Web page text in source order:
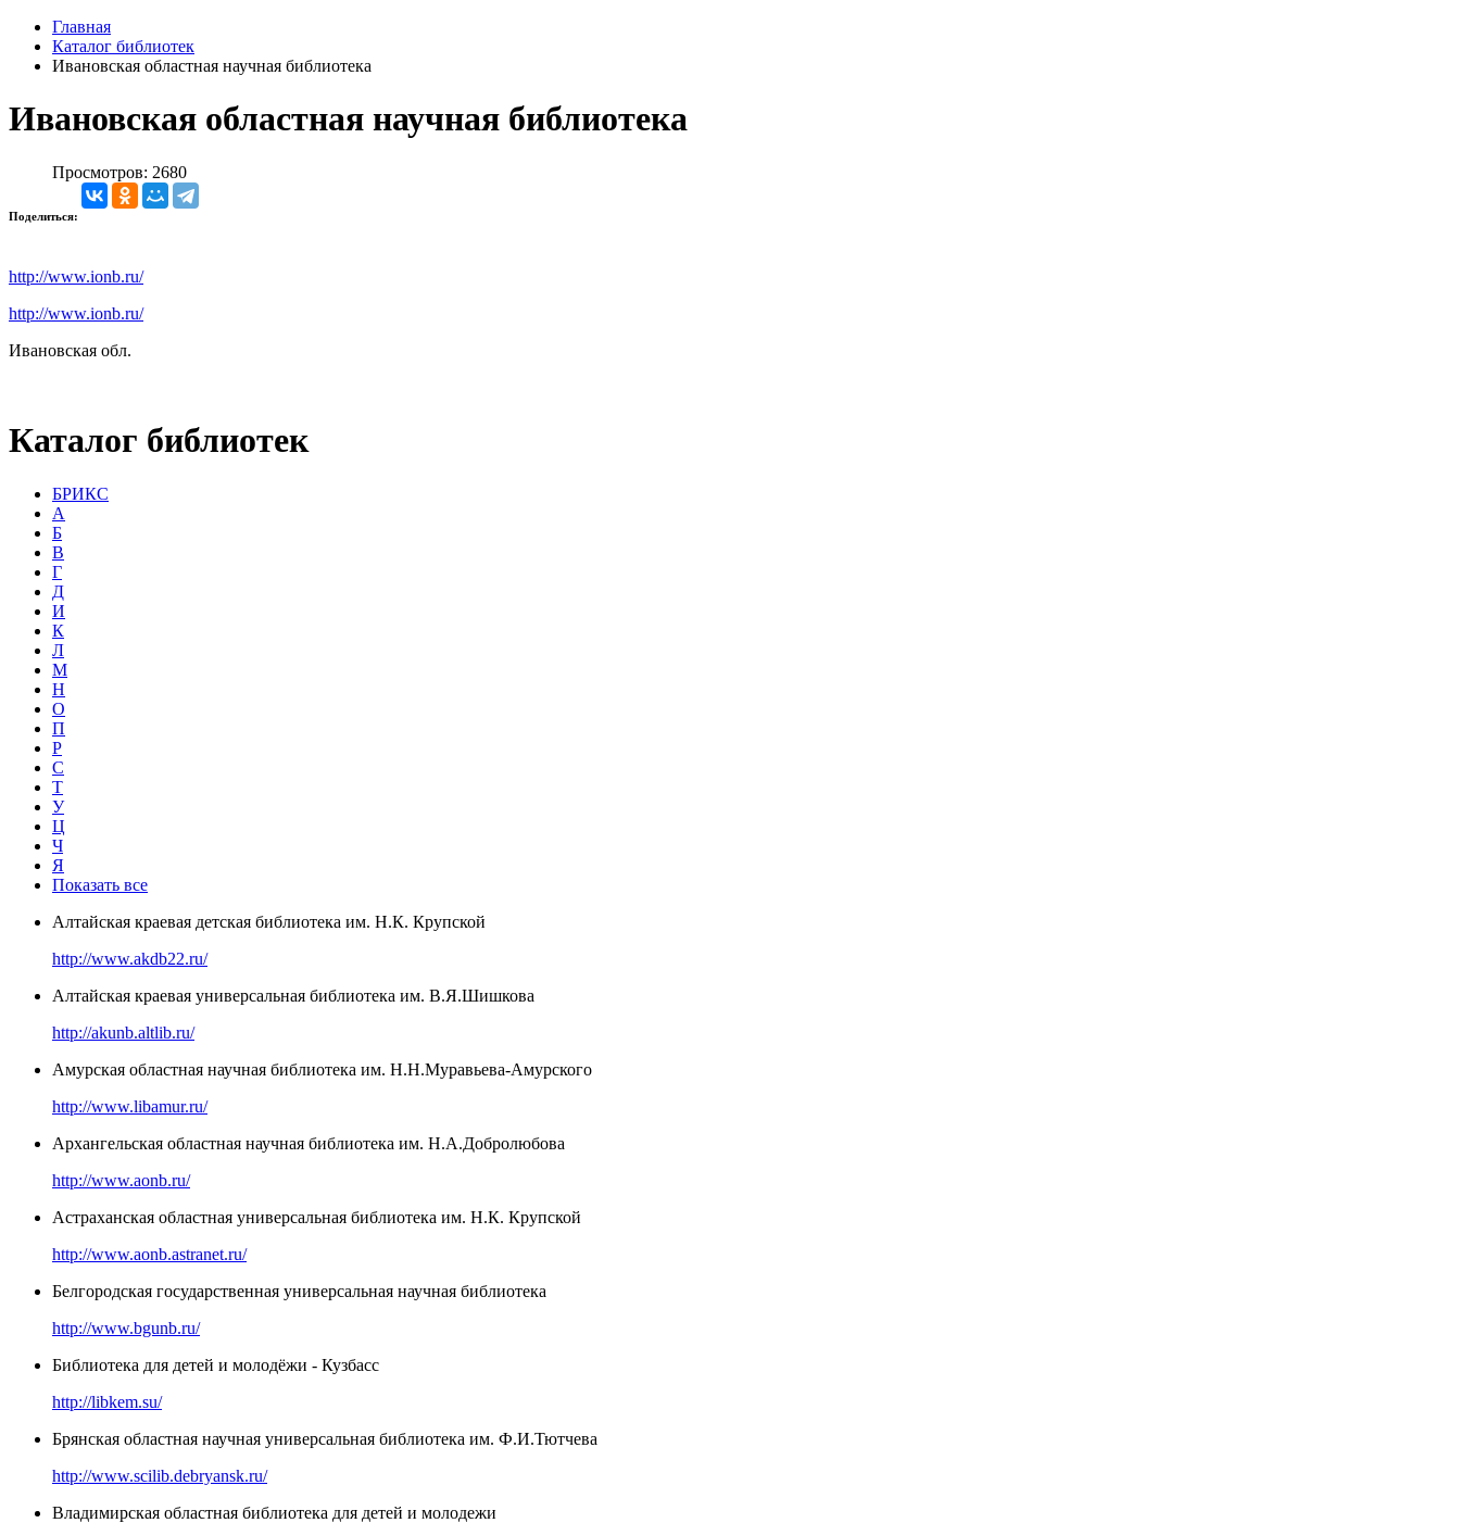
Главная
Каталог библиотек
Ивановская областная научная библиотека
Ивановская областная научная библиотека
Просмотров: 2680
Поделиться:
http://www.ionb.ru/
http://www.ionb.ru/
Ивановская обл.
Каталог библиотек
БРИКС
А
Б
В
Г
Д
И
К
Л
М
Н
О
П
Р
С
Т
У
Ц
Ч
Я
Показать все
Алтайская краевая детская библиотека им. Н.К. Крупской
http://www.akdb22.ru/
Алтайская краевая универсальная библиотека им. В.Я.Шишкова
http://akunb.altlib.ru/
Амурская областная научная библиотека им. Н.Н.Муравьева-Амурского
http://www.libamur.ru/
Архангельская областная научная библиотека им. Н.А.Добролюбова
http://www.aonb.ru/
Астраханская областная универсальная библиотека им. Н.К. Крупской
http://www.aonb.astranet.ru/
Белгородская государственная универсальная научная библиотека
http://www.bgunb.ru/
Библиотека для детей и молодёжи - Кузбасс
http://libkem.su/
Брянская областная научная универсальная библиотека им. Ф.И.Тютчева
http://www.scilib.debryansk.ru/
Владимирская областная библиотека для детей и молодежи